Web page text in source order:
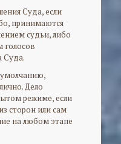
Суда, если
принимаются
судьи, либо
голосов
Суда.
Дело
режиме, если
сторон или сам
на любом этапе